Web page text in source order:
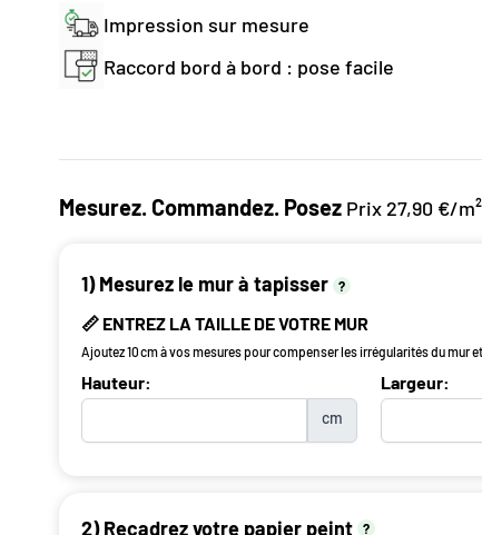
Impression sur mesure
Raccord bord à bord : pose facile
Mesurez. Commandez. Posez Prix 27,90 €/m²
1) Mesurez le mur à tapisser ?
📏 ENTREZ LA TAILLE DE VOTRE MUR
Ajoutez 10 cm à vos mesures pour compenser les irrégularités du mur
Hauteur:
cm
Largeur:
2) Recadrez votre papier peint
?